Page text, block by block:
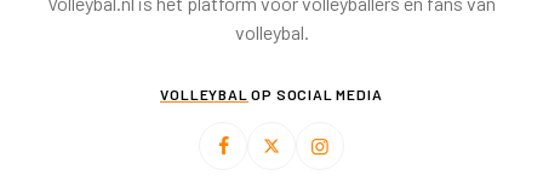
volleybal.
VOLLEYBAL OP SOCIAL MEDIA